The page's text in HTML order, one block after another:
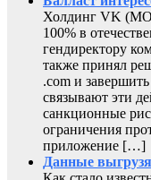
Холдинг VK
100% в
гендиректору
также принял
.com и
связывают эти
санкционные
ограничения
приложение […]
Данные